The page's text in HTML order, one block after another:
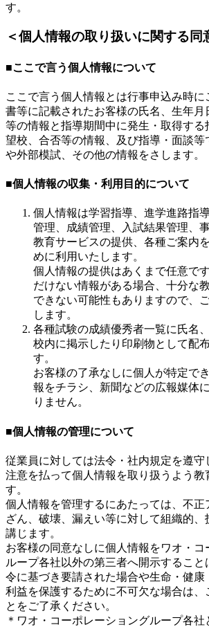
す。
＜個人情報の取り扱いに関する同
■ここで言う個人情報について
ここで言う個人情報とは行事申込み時に
書等に記載されたお客様の氏名、生年月
等の情報と指導期間中に発生・取得する
望校、合否等の情報、及び指導・面談等
や外部模試、その他の情報をさします。
■個人情報の収集・利用目的について
個人情報は学習指導、進学進路指
管理、成績管理、入試結果管理、
教育サービスの提供、各種ご案内
めに利用いたします。
個人情報の提供はあくまで任意で
だけない情報がある場合、十分な
できない可能性もありますので、
します。
各種試験の成績優秀者一覧に氏名
校内に掲示したり印刷物として配
す。
お客様の了承なしに個人が特定で
報をチラシ、新聞などの広報媒体
りません。
■個人情報の管理について
従業員に対しては法令・社内規定を遵守
注意を払って個人情報を取り扱うよう教
す。
個人情報を管理するにあたっては、不正
ざん、破壊、漏えい等に対して組織的、
講じます。
お客様の同意なしに個人情報をワオ・コ
ループ各社以外の第三者へ開示するこ
令に基づき要請された場合や生命・健康
利益を保護するために不可欠な場合は、
とをご了承ください。
＊ワオ・コーポレーショングループ各